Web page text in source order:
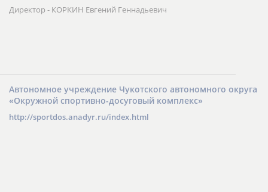
Директор - КОРКИН Евгений Геннадьевич
Автономное учреждение Чукотского автономного округа
«Окружной спортивно-досуговый комплекс»
http://sportdos.anadyr.ru/index.html